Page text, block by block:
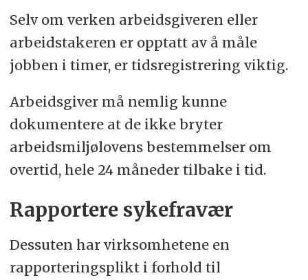
Selv om verken arbeidsgiveren eller
arbeidstakeren er opptatt av å måle
jobben i timer, er tidsregistrering viktig.
Arbeidsgiver må nemlig kunne
dokumentere at de ikke bryter
arbeidsmiljølovens bestemmelser om
overtid, hele 24 måneder tilbake i tid.
Rapportere sykefravær
Dessuten har virksomhetene en
rapporteringsplikt i forhold til